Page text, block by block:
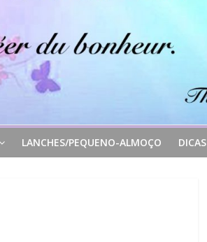
LANCHES/PEQUENO-ALMOÇO DICAS